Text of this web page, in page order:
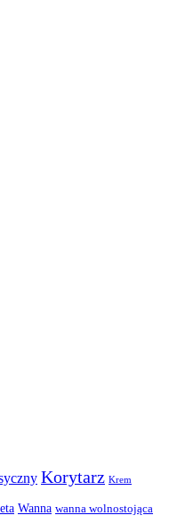
Korytarz Krem
Wanna wanna wolnostojąca